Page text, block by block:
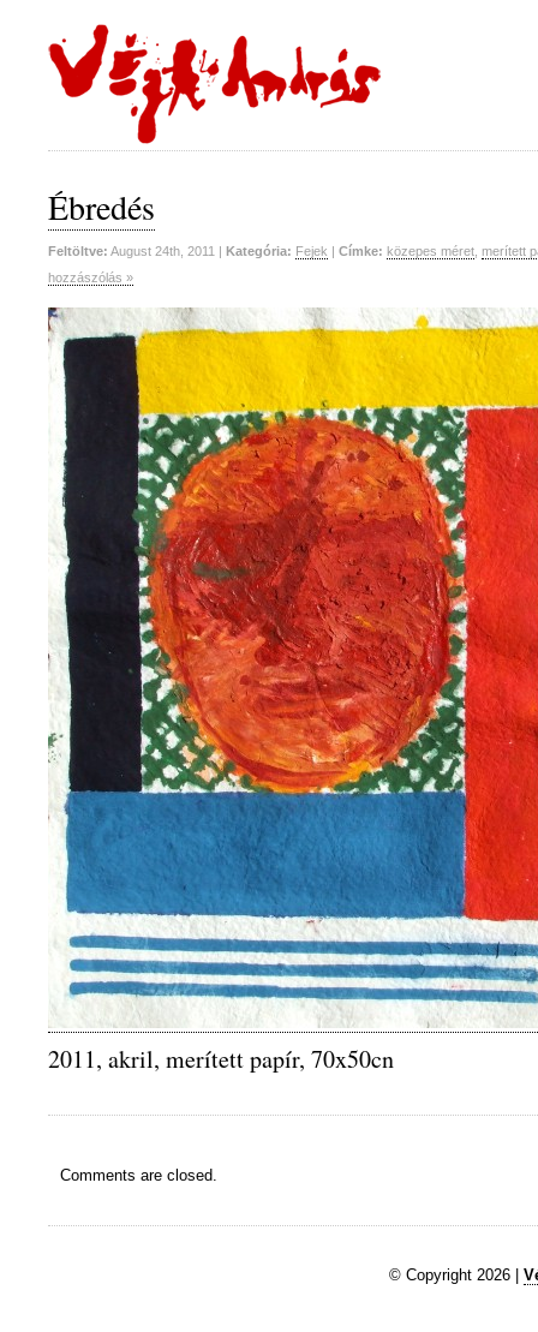
Ébredés
Feltöltve: August 24th, 2011 | Kategória: Fejek | Címke: közepes méret merített
hozzászólás »
2011, akril, merített papír, 70x50cn
Comments are closed.
© Copyright 2026 |